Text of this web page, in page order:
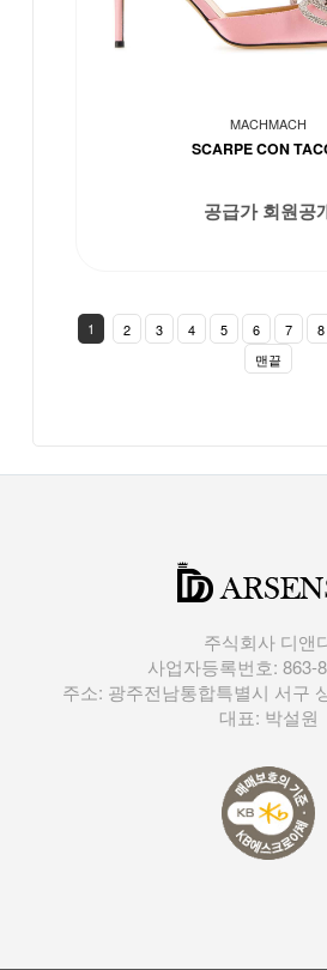
MACHMACH
SCARPE CON
공급가 회원공
1 2 3 4 5 6 7 8
맨끝
주식회사 디앤
사업자등록번호: 863-
주소: 광주전남통합특별시 서구
대표: 박설원